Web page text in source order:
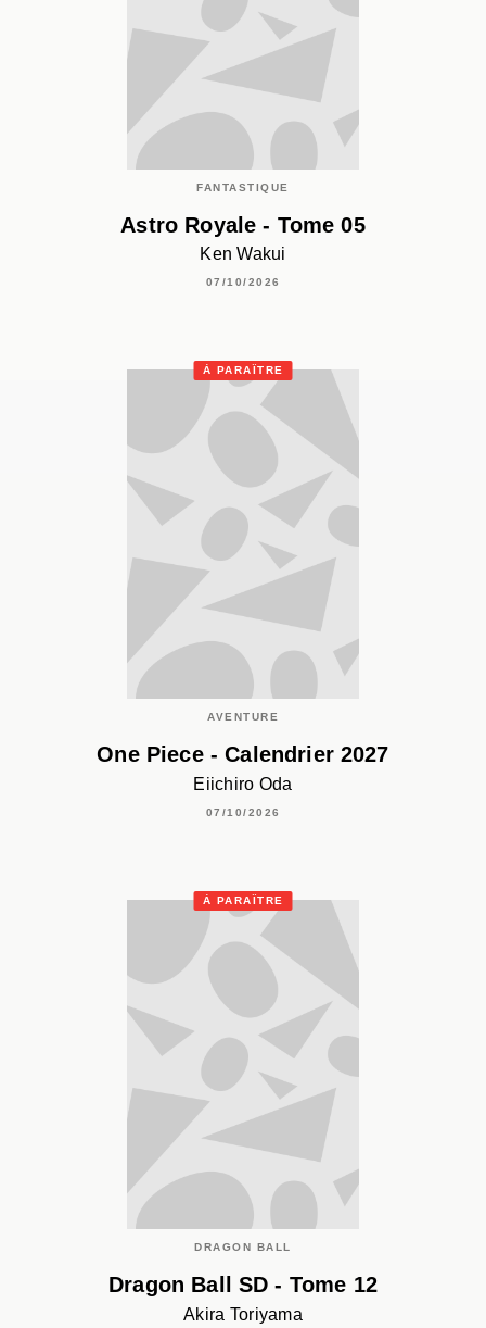
FANTASTIQUE
Astro Royale - Tome 05
Ken Wakui
07/10/2026
À PARAÎTRE
AVENTURE
One Piece - Calendrier 2027
Eiichiro Oda
07/10/2026
À PARAÎTRE
DRAGON BALL
Dragon Ball SD - Tome 12
Akira Toriyama